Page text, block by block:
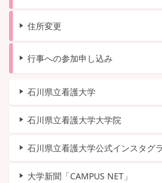
住所変更
行事への参加申し込み
石川県立看護大学
石川県立看護大学大学院
石川県立看護大学公式インスタグ
大学新聞「CAMPUS NET」